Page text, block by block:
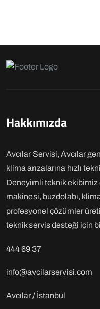
Hakkımızda
Avcılar Servisi, Avcılar
klima arızalarına hızlı
Deneyimli teknik ekibimiz
makinesi, buzdolabı,
profesyonel çözümler
teknik servis desteği için
444 69 37
info@avcilarservisi.com
Avcılar / İstanbul